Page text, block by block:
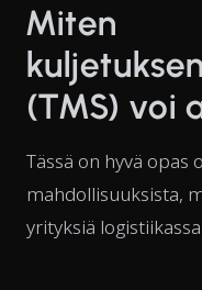
Miten
(TMS) voi
Tässä on hyvä opas
mahdollisuuksista,
yrityksiä